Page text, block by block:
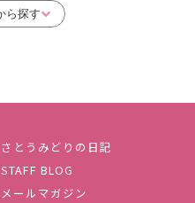
さとうみどりの日記
STAFF BLOG
メールマガジン